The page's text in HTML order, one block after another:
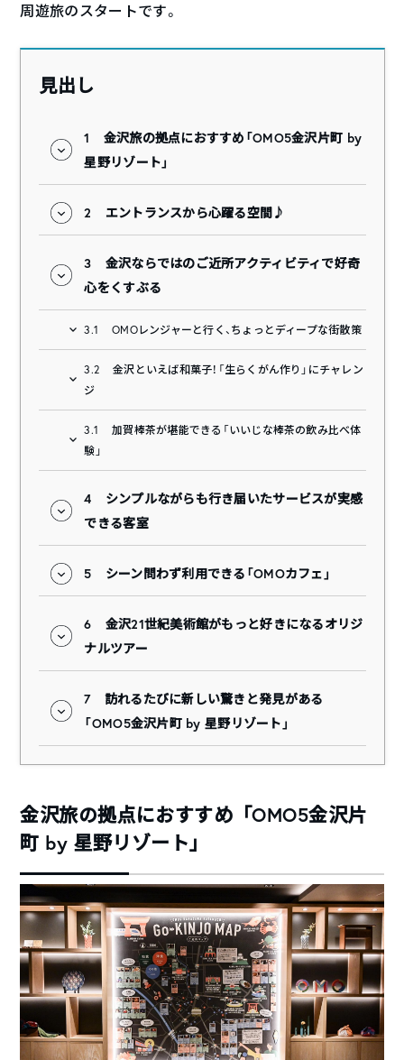
周遊旅のスタートです。
見出し
1
金沢旅の拠点におすすめ「OMO5金沢片町 by
星野リゾート」
2 エントランスから心躍る空間♪
3
金沢ならではのご近所アクティビティで好奇
心をくすぶる
3.1 OMOレンジャーと行く、ちょっとディープな街散策
3.2
金沢といえば和菓子！「生らくがん作り」にチャレン
ジ
3.1
加賀棒茶が堪能できる「いいじな棒茶の飲み比べ体
験」
4
シンプルながらも行き届いたサービスが実感
できる客室
5 シーン問わず利用できる「OMOカフェ」
6
金沢21世紀美術館がもっと好きになるオリジ
ナルツアー
7
訪れるたびに新しい驚きと発見がある
「OMO5金沢片町 by 星野リゾート」
金沢旅の拠点におすすめ「OMO5金沢片
町 by 星野リゾート」